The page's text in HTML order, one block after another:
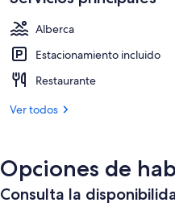
Alberca
Estacionamiento incluido
Restaurante
Ver todos
Opciones de
Consulta la